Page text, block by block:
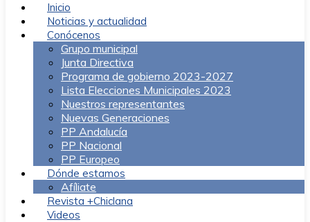
Inicio
Noticias y actualidad
Conócenos
Grupo municipal
Junta Directiva
Programa de gobierno 2023-2027
Lista Elecciones Municipales 2023
Nuestros representantes
Nuevas Generaciones
PP Andalucía
PP Nacional
PP Europeo
Dónde estamos
Afíliate
Revista +Chiclana
Videos